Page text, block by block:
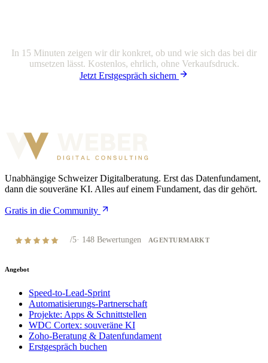
In 15 Minuten zeigen wir dir konkret, ob und wie sich das bei dir
umsetzen lässt. Kostenlos, ehrlich, ohne Verkaufsdruck.
Jetzt Erstgespräch sichern
Unabhängige Schweizer Digitalberatung. Erst das Datenfundament,
dann die souveräne KI. Alles auf einem Fundament, das dir gehört.
Gratis in die Community
/5· 148 Bewertungen AGENTURMARKT
Angebot
Speed-to-Lead-Sprint
Automatisierungs-Partnerschaft
Projekte: Apps & Schnittstellen
WDC Cortex: souveräne KI
Zoho-Beratung & Datenfundament
Erstgespräch buchen